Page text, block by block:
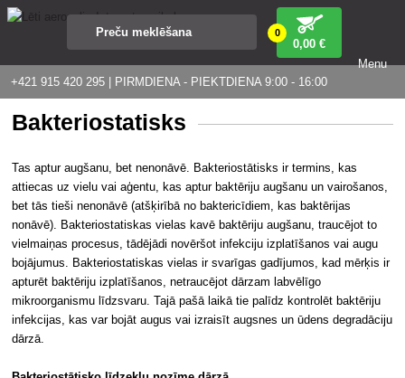
+421 915 420 295 | PIRMDIENA - PIEKTDIENA 9:00 - 16:00
0
0,00 €
Menu
Bakteriostatisks
Tas aptur augšanu, bet nenonāvē. Bakteriostātisks ir termins, kas
attiecas uz vielu vai aģentu, kas aptur baktēriju augšanu un vairošanos,
bet tās tieši nenonāvē (atšķirībā no baktericīdiem, kas baktērijas
nonāvē). Bakteriostatiskas vielas kavē baktēriju augšanu, traucējot to
vielmaiņas procesus, tādējādi novēršot infekciju izplatīšanos vai augu
bojājumus. Bakteriostatiskas vielas ir svarīgas gadījumos, kad mērķis ir
apturēt baktēriju izplatīšanos, netraucējot dārzam labvēlīgo
mikroorganismu līdzsvaru. Tajā pašā laikā tie palīdz kontrolēt baktēriju
infekcijas, kas var bojāt augus vai izraisīt augsnes un ūdens degradāciju
dārzā.